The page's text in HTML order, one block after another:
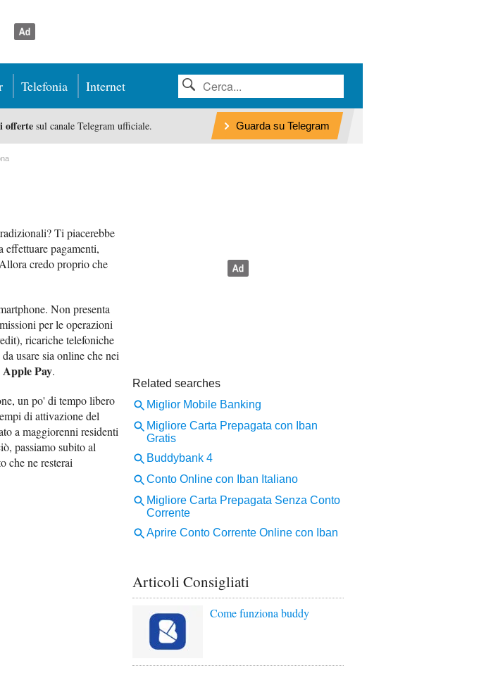
Telefonia Internet
offertesul canale Telegram ufficiale. Guarda su Telegram
Ti piacerebbe
effettuare pagamenti,
credo proprio che
Non presenta
per le operazioni
ricariche telefoniche
usare sia online che nei
Apple Pay.
un po' di tempo libero
di attivazione del
a maggiorenni residenti
passiamo subito al
che ne resterai
Articoli Consigliati
Come funziona buddy